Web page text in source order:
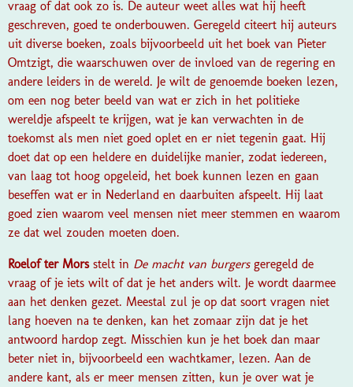
vraag of dat ook zo is. De auteur weet alles wat hij heeft
geschreven, goed te onderbouwen. Geregeld citeert hij auteurs
uit diverse boeken, zoals bijvoorbeeld uit het boek van Pieter
Omtzigt, die waarschuwen over de invloed van de regering en
andere leiders in de wereld. Je wilt de genoemde boeken lezen,
om een nog beter beeld van wat er zich in het politieke
wereldje afspeelt te krijgen, wat je kan verwachten in de
toekomst als men niet goed oplet en er niet tegenin gaat. Hij
doet dat op een heldere en duidelijke manier, zodat iedereen,
van laag tot hoog opgeleid, het boek kunnen lezen en gaan
beseffen wat er in Nederland en daarbuiten afspeelt. Hij laat
goed zien waarom veel mensen niet meer stemmen en waarom
ze dat wel zouden moeten doen.
Roelof ter Morsstelt in De macht van burgersgeregeld de
vraag of je iets wilt of dat je het anders wilt. Je wordt daarmee
aan het denken gezet. Meestal zul je op dat soort vragen niet
lang hoeven na te denken, kan het zomaar zijn dat je het
antwoord hardop zegt. Misschien kun je het boek dan maar
beter niet in, bijvoorbeeld een wachtkamer, lezen. Aan de
andere kant, als er meer mensen zitten, kun je over wat je